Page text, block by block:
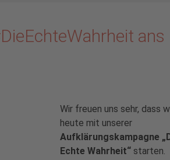
ans
Wir freuen uns sehr, dass
heute mit unserer
Aufklärungskampagne
Echte Wahrheit“ starten.